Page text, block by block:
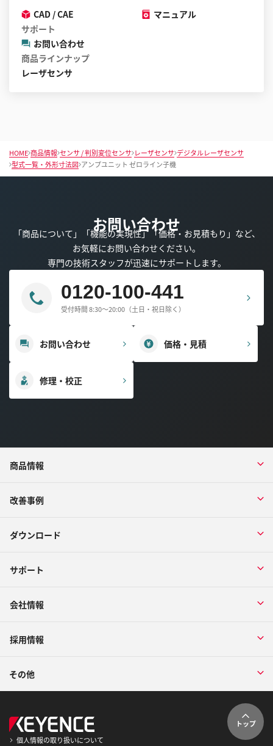
CAD / CAE
マニュアル
サポート
お問い合わせ
商品ラインナップ
レーザセンサ
HOME 商品情報 センサ / 判別変位センサ レーザセンサ デジタルレーザセンサ
型式一覧・外形寸法図 アンプユニット ゼロライン子機
お問い合わせ
「商品について」「機能の実現性」「価格・お見積もり」など、
お気軽にお問い合わせください。
専門の技術スタッフが迅速にサポートします。
0120-100-441
受付時間 8:30～20:00（土日・祝日除く）
お問い合わせ 価格・見積
修理・校正
商品情報
改善事例
ダウンロード
サポート
会社情報
採用情報
その他
トップ
個人情報の取り扱いについて